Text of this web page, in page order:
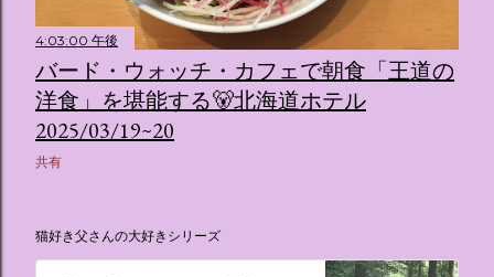
4:03:00 午後
バード・ウォッチ・カフェで朝食「王道の
洋食」を堪能する🐻北海道ホテル
2025/03/19~20
共有
猫好き父さんの大好きシリーズ